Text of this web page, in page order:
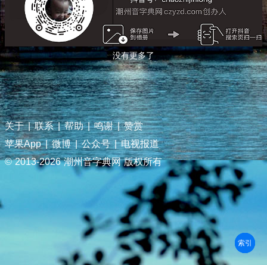
没有更多了
关于 | 联系 | 帮助 | 鸣谢 | 赞赏
苹果App | 微博 | 公众号 | 电视报道
© 2013-2026 潮州音字典网 版权所有
部首
笔划
拼音
潮拼